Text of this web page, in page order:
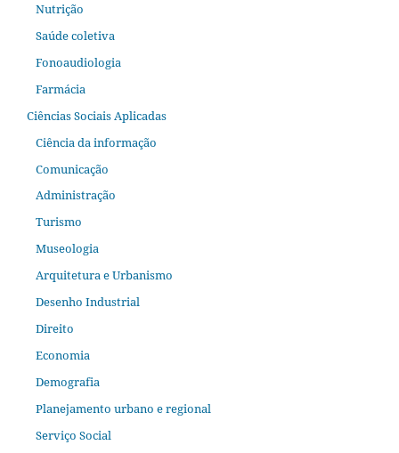
Nutrição
Saúde coletiva
Fonoaudiologia
Farmácia
Ciências Sociais Aplicadas
Ciência da informação
Comunicação
Administração
Turismo
Museologia
Arquitetura e Urbanismo
Desenho Industrial
Direito
Economia
Demografia
Planejamento urbano e regional
Serviço Social